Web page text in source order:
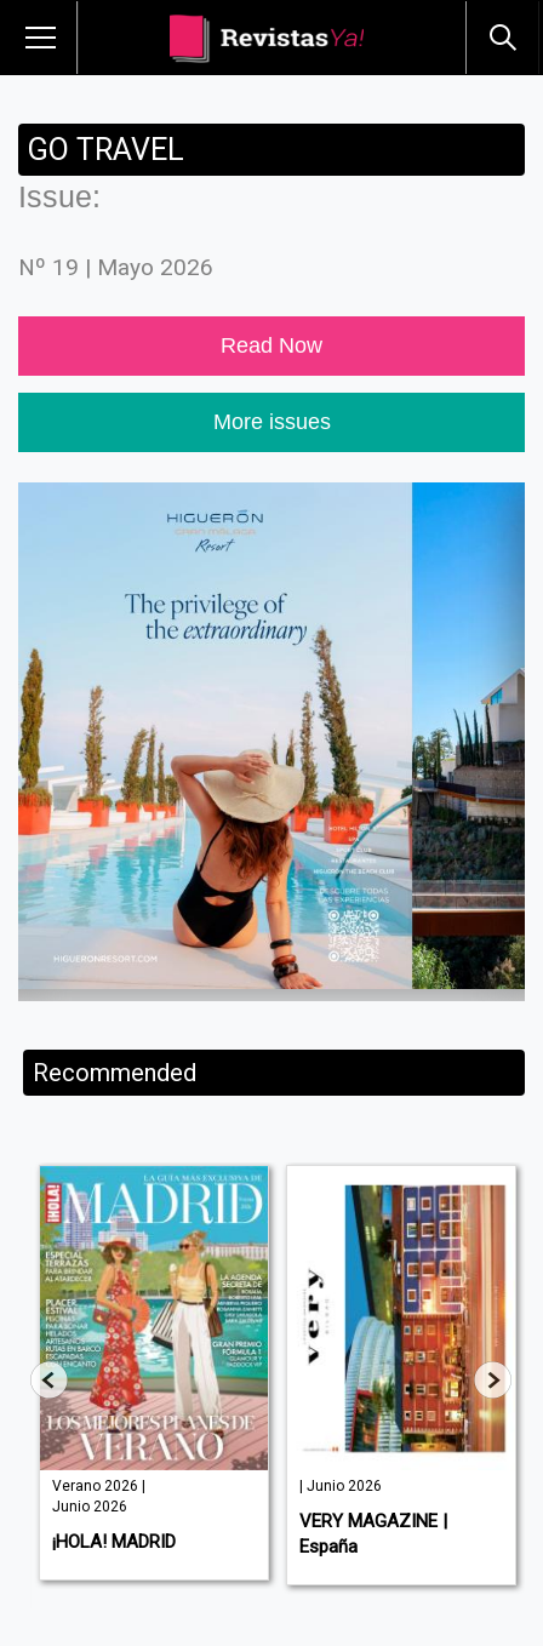
GO TRAVEL
Issue:
Nº 19 | Mayo 2026
Read Now
More issues
Recommended
Verano 2026 |
Junio 2026
¡HOLA! MADRID
| Junio 2026
VERY MAGAZINE |
España